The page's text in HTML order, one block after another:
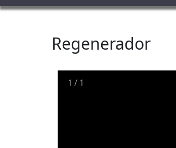
Regenerador
1 / 1